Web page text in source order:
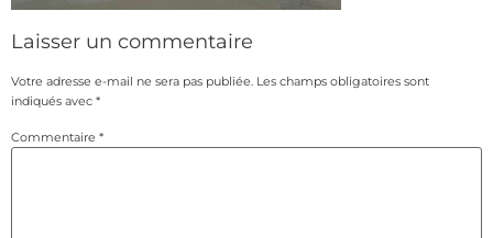
Laisser un commentaire
Votre adresse e-mail ne sera pas publiée. Les champs obligatoires sont
indiqués avec *
Commentaire *